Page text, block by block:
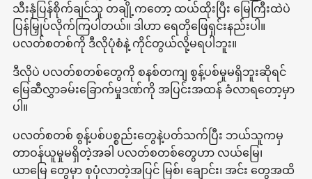
သီးနှံပြန်စိုက်ချင်သူ တချို့ကတော့ ထယ်ထိုးပြီး မြေကြီးထဲပဲ
ပြန်မြှုပ်လိုက်ကြပါတယ်။ ဒါဟာ ရေတိုဖြေရှင်းနည်းပါ။
ပလတ်စတစ်ကို ဒီလိုပုံစံနဲ့ ကိုင်တွယ်လို့မရပါဘူး။
ဒီလိုပဲ ပလတ်စတစ်တွေကို စနစ်တကျ စွန့်ပစ်မှုမရှိဘူးဆိုရင်
မြေဆီလွှာခမ်းခြောက်မှုဒဏ်ကို အပြင်းအထန် ခံလာရတော့မှာ
ပါ။
ပလတ်စတစ် စွန့်ပစ်ပစ္စည်းတွေနဲ့ပတ်သက်ပြီး ဘယ်သူကမှ
တာဝန်ယူမှုမရှိတဲ့အခါ ပလတ်စတစ်တွေဟာ လယ်မြေ၊
ယာမြေ တွေမှာ စုပုံလာတဲ့အပြင် မြစ်၊ ချောင်း၊ အင်း တွေအထိ